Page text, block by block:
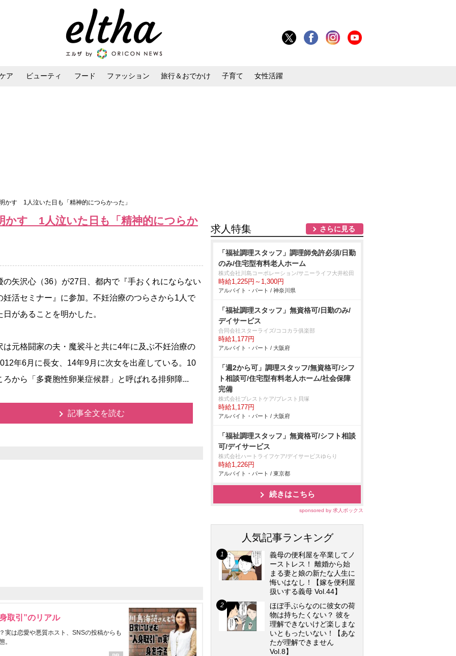
ア ビューティ フード ファッション 旅行＆おでかけ 子育て 女性活躍
かす 1人泣いた日も「精神的につらかった」
かす 1人泣いた日も「精神的につらか
矢沢心（36）が27日、都内で『手おくれにならない
妊活セミナー』に参加。不妊治療のつらさから1人で
日があることを明かした。
元格闘家の夫・魔裟斗と共に4年に及ぶ不妊治療の
年6月に長女、14年9月に次女を出産している。10
ろから「多嚢胞性卵巣症候群」と呼ばれる排卵障...
記事全文を読む
取引”のリアル
実は恋愛や悪質ホスト、SNSの投稿からも
。
求人特集 さらに見る
「福祉調理スタッフ」調理師免許必須/日勤
のみ/住宅型有料老人ホーム
株式会社川島コーポレーション/サニーライフ大井松田
時給1,225円～1,300円
アルバイト・パート / 神奈川県
「福祉調理スタッフ」無資格可/日勤のみ/
デイサービス
合同会社スターライズ/ココカラ俱楽部
時給1,177円
アルバイト・パート / 大阪府
「週2から可」調理スタッフ/無資格可/シフ
ト相談可/住宅型有料老人ホーム/社会保障
完備
株式会社ブレストケア/ブレスト貝塚
時給1,177円
アルバイト・パート / 大阪府
「福祉調理スタッフ」無資格可/シフト相談
可/デイサービス
株式会社ハートライフケア/デイサービスゆらり
時給1,226円
アルバイト・パート / 東京都
続きはこちら
sponsored by 求人ボックス
人気記事ランキング
義母の便利屋を卒業してノ
ーストレス！ 離婚から始
まる妻と娘の新たな人生に
悔いはなし！【嫁を便利屋
扱いする義母 Vol.44】
ほぼ手ぶらなのに彼女の荷
物は持ちたくない？ 彼を
理解できないけど楽しまな
いともったいない！【あな
たが理解できません
Vol.8】